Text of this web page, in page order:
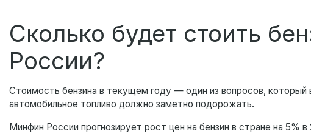
Сколько будет стоить
России?
Стоимость бензина в текущем году — один из вопросов, который
автомобильное топливо должно заметно подорожать.
Минфин России прогнозирует рост цен на бензин в стране на 5%